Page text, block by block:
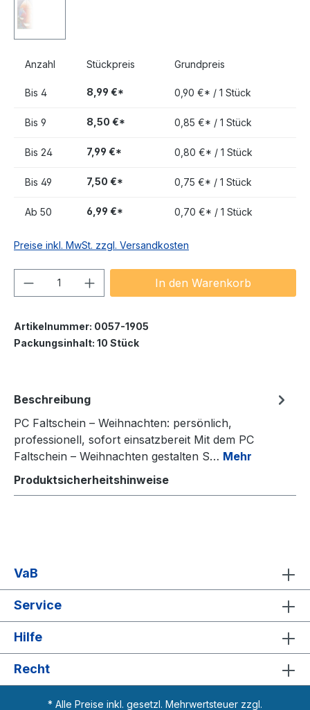
Anzahl Stückpreis Grundpreis
Bis 4 8,99 €* 0,90 €* / 1 Stück
Bis 9 8,50 €* 0,85 €* / 1 Stück
Bis 24 7,99 €* 0,80 €* / 1 Stück
Bis 49 7,50 €* 0,75 €* / 1 Stück
Ab 50 6,99 €* 0,70 €* / 1 Stück
Preise inkl. MwSt. zzgl. Versandkosten
Produkt Anzahl: Gib denIn den Warenkorb
Artikelnummer: 0057-1905
Packungsinhalt: 10 Stück
Beschreibung
PC Faltschein – Weihnachten: persönlich,
professionell, sofort einsatzbereit Mit dem PC
Faltschein – Weihnachten gestalten S… Mehr
Produktsicherheitshinweise
VaB
Service
Hilfe
Recht
* Alle Preise inkl. gesetzl. Mehrwertsteuer zzgl.